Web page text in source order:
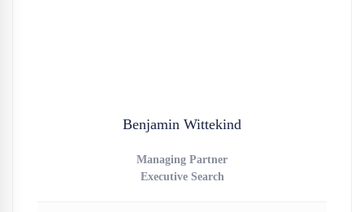
Benjamin Wittekind
Managing Partner
Executive Search